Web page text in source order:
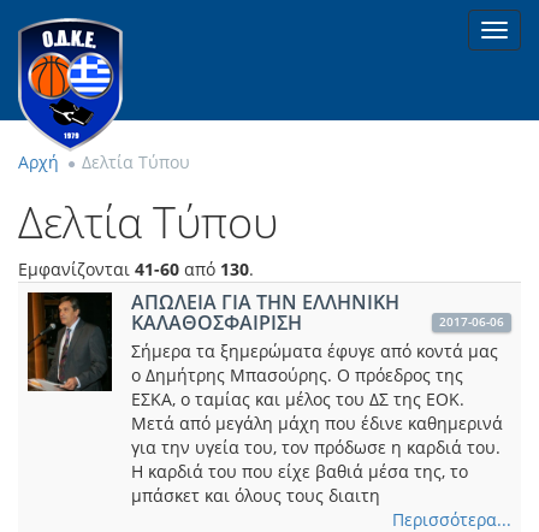
Αρχή Δελτία Τύπου
Δελτία Τύπου
Εμφανίζονται 41-60 από 130.
ΑΠΩΛΕΙΑ ΓΙΑ ΤΗΝ ΕΛΛΗΝΙΚΗ
ΚΑΛΑΘΟΣΦΑΙΡΙΣΗ 2017-06-06
Σήμερα τα ξημερώματα έφυγε από κοντά μας
ο Δημήτρης Μπασούρης. Ο πρόεδρος της
ΕΣΚΑ, o ταμίας και μέλος του ΔΣ της ΕΟΚ.
Μετά από μεγάλη μάχη που έδινε καθημερινά
για την υγεία του, τον πρόδωσε η καρδιά του.
Η καρδιά του που είχε βαθιά μέσα της, το
μπάσκετ και όλους τους διαιτη
Περισσότερα...